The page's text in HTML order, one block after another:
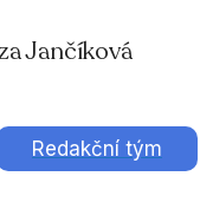
Jančíková
Redakční tým